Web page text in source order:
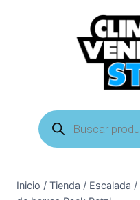
Búsqueda
de
productos
Inicio / Tienda / Escalada /